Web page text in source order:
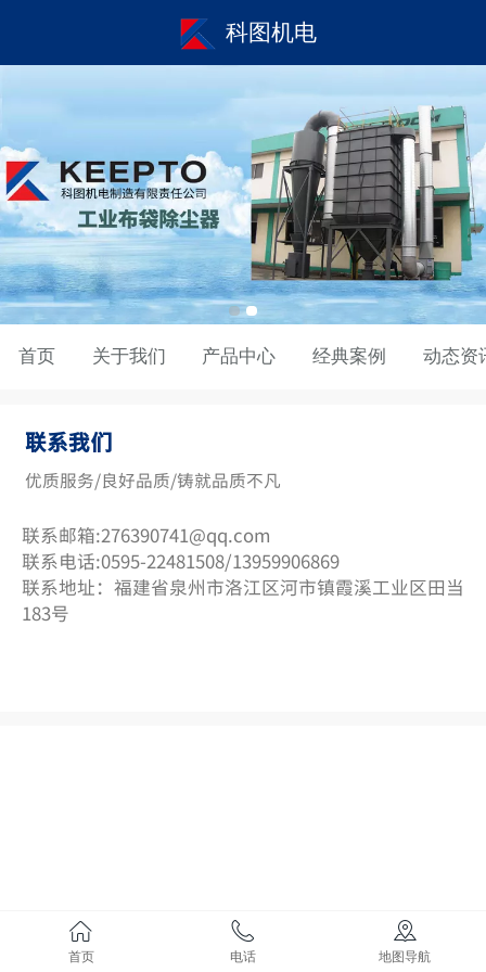
科图机电
首页 关于我们 产品中心 经典案例 动态资
联系我们
优质服务/良好品质/铸就品质不凡
联系邮箱:276390741@qq.com
联系电话:0595-22481508/13959906869
联系地址：福建省泉州市洛江区河市镇霞溪工业区田当
183号
首页 电话 地图导航